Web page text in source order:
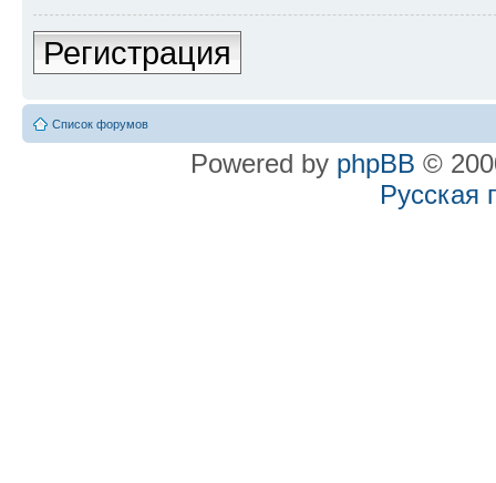
Регистрация
Список форумов
Powered by phpBB ©
Русская